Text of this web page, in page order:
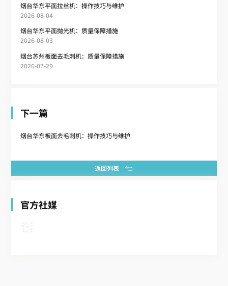
烟台华东平面拉丝机：操作技巧与维护
2026-08-04
烟台华东平面抛光机：质量保障措施
2026-08-03
烟台苏州板面去毛刺机：质量保障措施
2026-07-29
下一篇
烟台华东板面去毛刺机：操作技巧与维护
返回列表
官方社媒